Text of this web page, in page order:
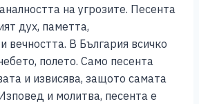
на угрозите. Песента
дух, паметта,
вечността. В България всичко
полето. Само песента
и извисява, защото самата
и молитва, песента е